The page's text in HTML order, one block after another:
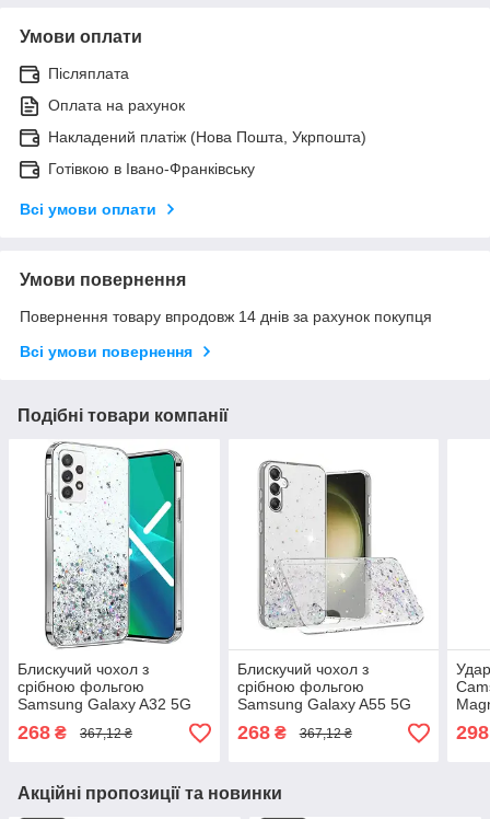
Умови оплати
Післяплата
Оплата на рахунок
Накладений платіж (Нова Пошта, Укрпошта)
Готівкою в Івано-Франківську
Всі умови оплати
Умови повернення
Повернення товару впродовж 14 днів за рахунок покупця
Всі умови повернення
Подібні товари компанії
Блискучий чохол з
срібною фольгою
Samsung Galaxy A32 5G
(SM-A326F) (SM-A326B)
268 ₴ 367,12 ₴
Блискучий чохол з
срібною фольгою
Samsung Galaxy A55 5G
268₴ 367,12 ₴ 298
Акційні пропозиції та новинки